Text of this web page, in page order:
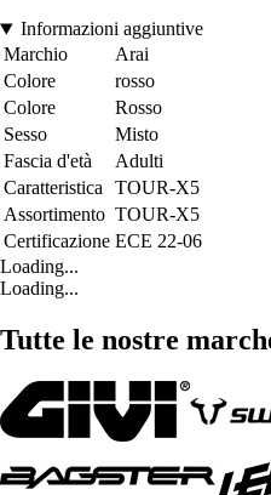
Informazioni aggiuntive
Marchio
Arai
Colore
rosso
Colore
Rosso
Sesso
Misto
Fascia d'età
Adulti
Caratteristica
TOUR-X5
Assortimento TOUR-X5
Certificazione ECE 22-06
Loading...
Loading...
Tutte le nostre